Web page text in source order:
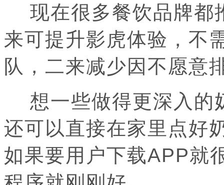
现在很多餐饮品牌都
来可提升影虎体验，不
队，二来减少因不愿意
想一些做得更深入的
还可以直接在家里点好
如果要用户下载APP就